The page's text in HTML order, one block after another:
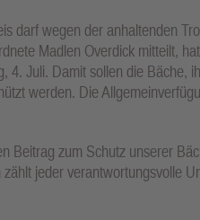
darf wegen der anhaltenden
Madlen Overdick mitteilt,
4. Juli. Damit sollen die Bäche,
werden. Die
Beitrag zum Schutz unserer
jeder verantwortungsvolle